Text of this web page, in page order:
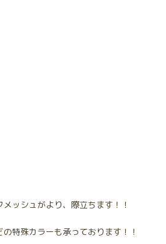
ッシュがより、際立ちます！！
特殊カラーも承っております！！